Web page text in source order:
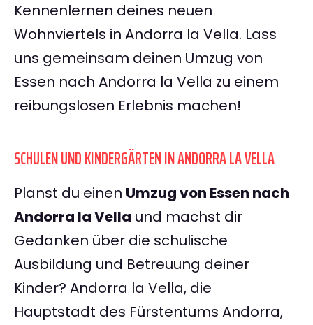
Kennenlernen deines neuen
Wohnviertels in Andorra la Vella. Lass
uns gemeinsam deinen Umzug von
Essen nach Andorra la Vella zu einem
reibungslosen Erlebnis machen!
SCHULEN UND KINDERGÄRTEN IN ANDORRA LA VELLA
Planst du einen Umzug von Essen nach
Andorra la Vella und machst dir
Gedanken über die schulische
Ausbildung und Betreuung deiner
Kinder? Andorra la Vella, die
Hauptstadt des Fürstentums Andorra,